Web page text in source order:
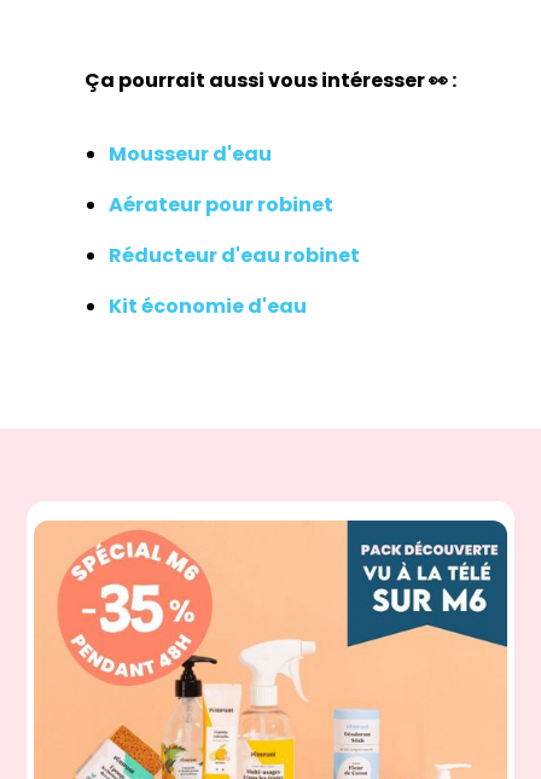
Ça pourrait aussi vous intéresser 👀 :
Mousseur d'eau
Aérateur pour robinet
Réducteur d'eau robinet
Kit économie d'eau